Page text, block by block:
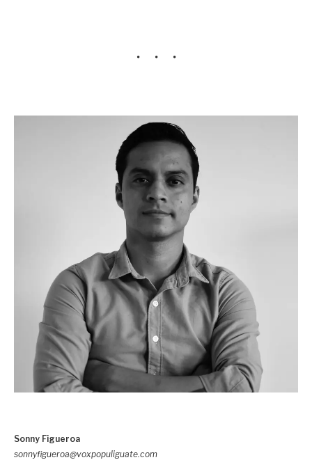
Sonny Figueroa
sonnyfigueroa@voxpopuliguate.com